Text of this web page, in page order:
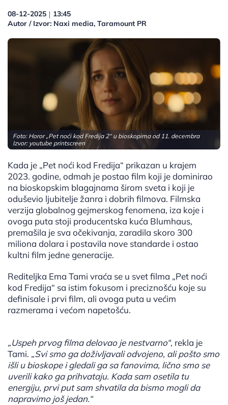
08-12-2025 | 13:45
Autor / Izvor: Naxi media, Taramount PR
Foto: Horor „Pet noći kod Fredija 2“ u bioskopima od 11. decembra
Izvor: youtube printscreen
Kada je „Pet noći kod Fredija“ prikazan u krajem
2023. godine, odmah je postao film koji je dominirao
na bioskopskim blagajnama širom sveta i koji je
oduševio ljubitelje žanra i dobrih filmova. Filmska
verzija globalnog gejmerskog fenomena, iza koje i
ovoga puta stoji producentska kuća Blumhaus,
premašila je sva očekivanja, zaradila skoro 300
miliona dolara i postavila nove standarde i ostao
kultni film jedne generacije.
Rediteljka Ema Tami vraća se u svet filma „Pet noći
kod Fredija“ sa istim fokusom i preciznošću koje su
definisale i prvi film, ali ovoga puta u većim
razmerama i većom napetošću.
„Uspeh prvog filma delovao je nestvarno“, rekla je
Tami. „Svi smo ga doživljavali odvojeno, ali pošto smo
išli u bioskope i gledali ga sa fanovima, lično smo se
uverili kako ga prihvataju. Kada sam osetila tu
energiju, prvi put sam shvatila da bismo mogli da
napravimo još jedan.“